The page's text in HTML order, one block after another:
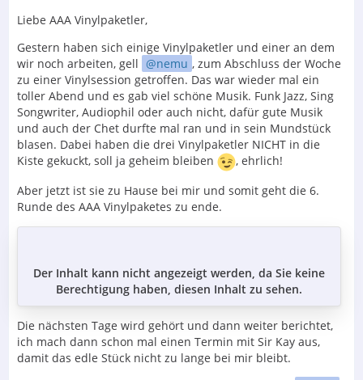
Liebe AAA Vinylpaketler,
Gestern haben sich einige Vinylpaketler und einer an dem
wir noch arbeiten, gell
nemu , zum Abschluss der Woche
zu einer Vinylsession getroffen. Das war wieder mal ein
toller Abend und es gab viel schöne Musik. Funk Jazz, Sing
Songwriter, Audiophil oder auch nicht, dafür gute Musik
und auch der Chet durfte mal ran und in sein Mundstück
blasen. Dabei haben die drei Vinylpaketler NICHT in die
Kiste gekuckt, soll ja geheim bleiben
, ehrlich!
Aber jetzt ist sie zu Hause bei mir und somit geht die 6.
Runde des AAA Vinylpaketes zu ende.
Der Inhalt kann nicht angezeigt werden, da Sie keine
Berechtigung haben, diesen Inhalt zu sehen.
Die nächsten Tage wird gehört und dann weiter berichtet,
ich mach dann schon mal einen Termin mit Sir Kay aus,
damit das edle Stück nicht zu lange bei mir bleibt.